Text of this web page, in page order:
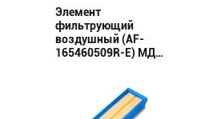
Элемент
фильтрующий
воздушный (AF-
165460509R-E) МД